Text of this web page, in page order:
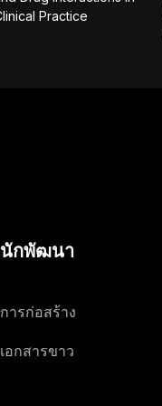
นักพัฒนา
การก่อสร้าง
เอกสารขาว